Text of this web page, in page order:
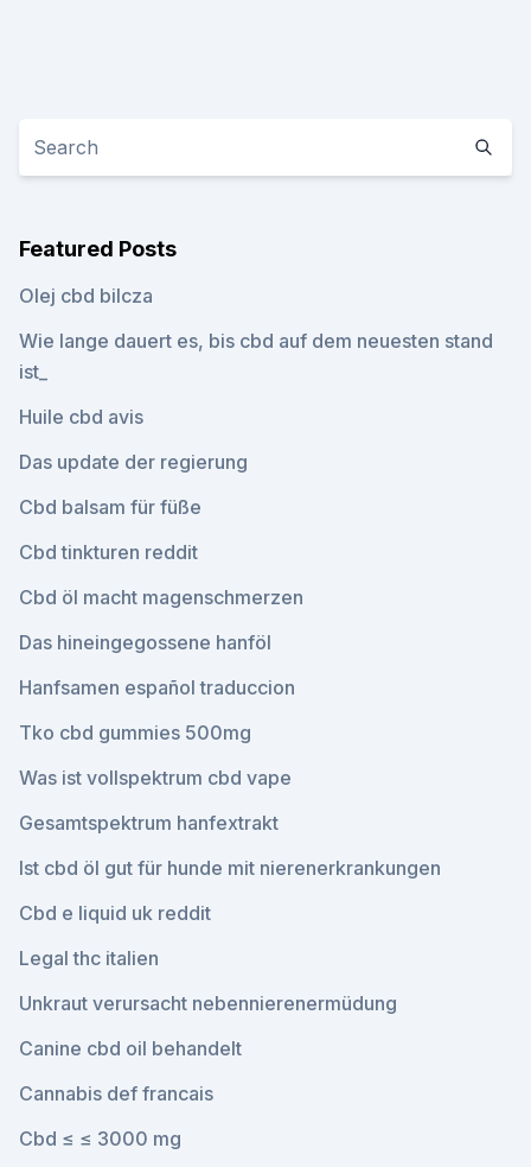
Featured Posts
Olej cbd bilcza
Wie lange dauert es, bis cbd auf dem neuesten stand
ist_
Huile cbd avis
Das update der regierung
Cbd balsam für füße
Cbd tinkturen reddit
Cbd öl macht magenschmerzen
Das hineingegossene hanföl
Hanfsamen español traduccion
Tko cbd gummies 500mg
Was ist vollspektrum cbd vape
Gesamtspektrum hanfextrakt
Ist cbd öl gut für hunde mit nierenerkrankungen
Cbd e liquid uk reddit
Legal thc italien
Unkraut verursacht nebennierenermüdung
Canine cbd oil behandelt
Cannabis def francais
Cbd ≤ ≤ 3000 mg